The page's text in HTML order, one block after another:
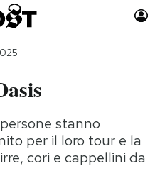
Auto
Libri
Consumismi
stanno
per il loro tour e la
cori e cappellini da